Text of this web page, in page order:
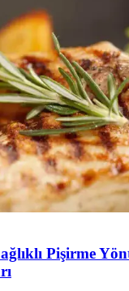
Pişirme